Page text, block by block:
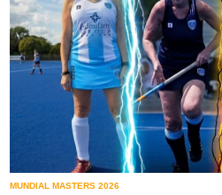
MUNDIAL MASTERS 2026